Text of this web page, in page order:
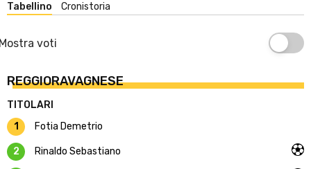
Tabellino Cronistoria
voti
REGGIORAVAGNESE
TITOLARI
1
Fotia Demetrio
2 Rinaldo Sebastiano